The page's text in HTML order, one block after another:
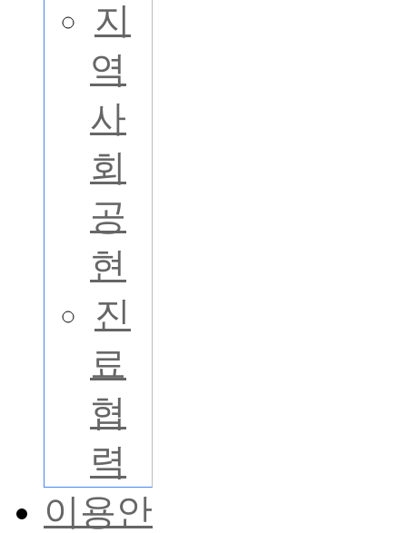
지
역
사
회
공
현
진
료
협
력
이용안